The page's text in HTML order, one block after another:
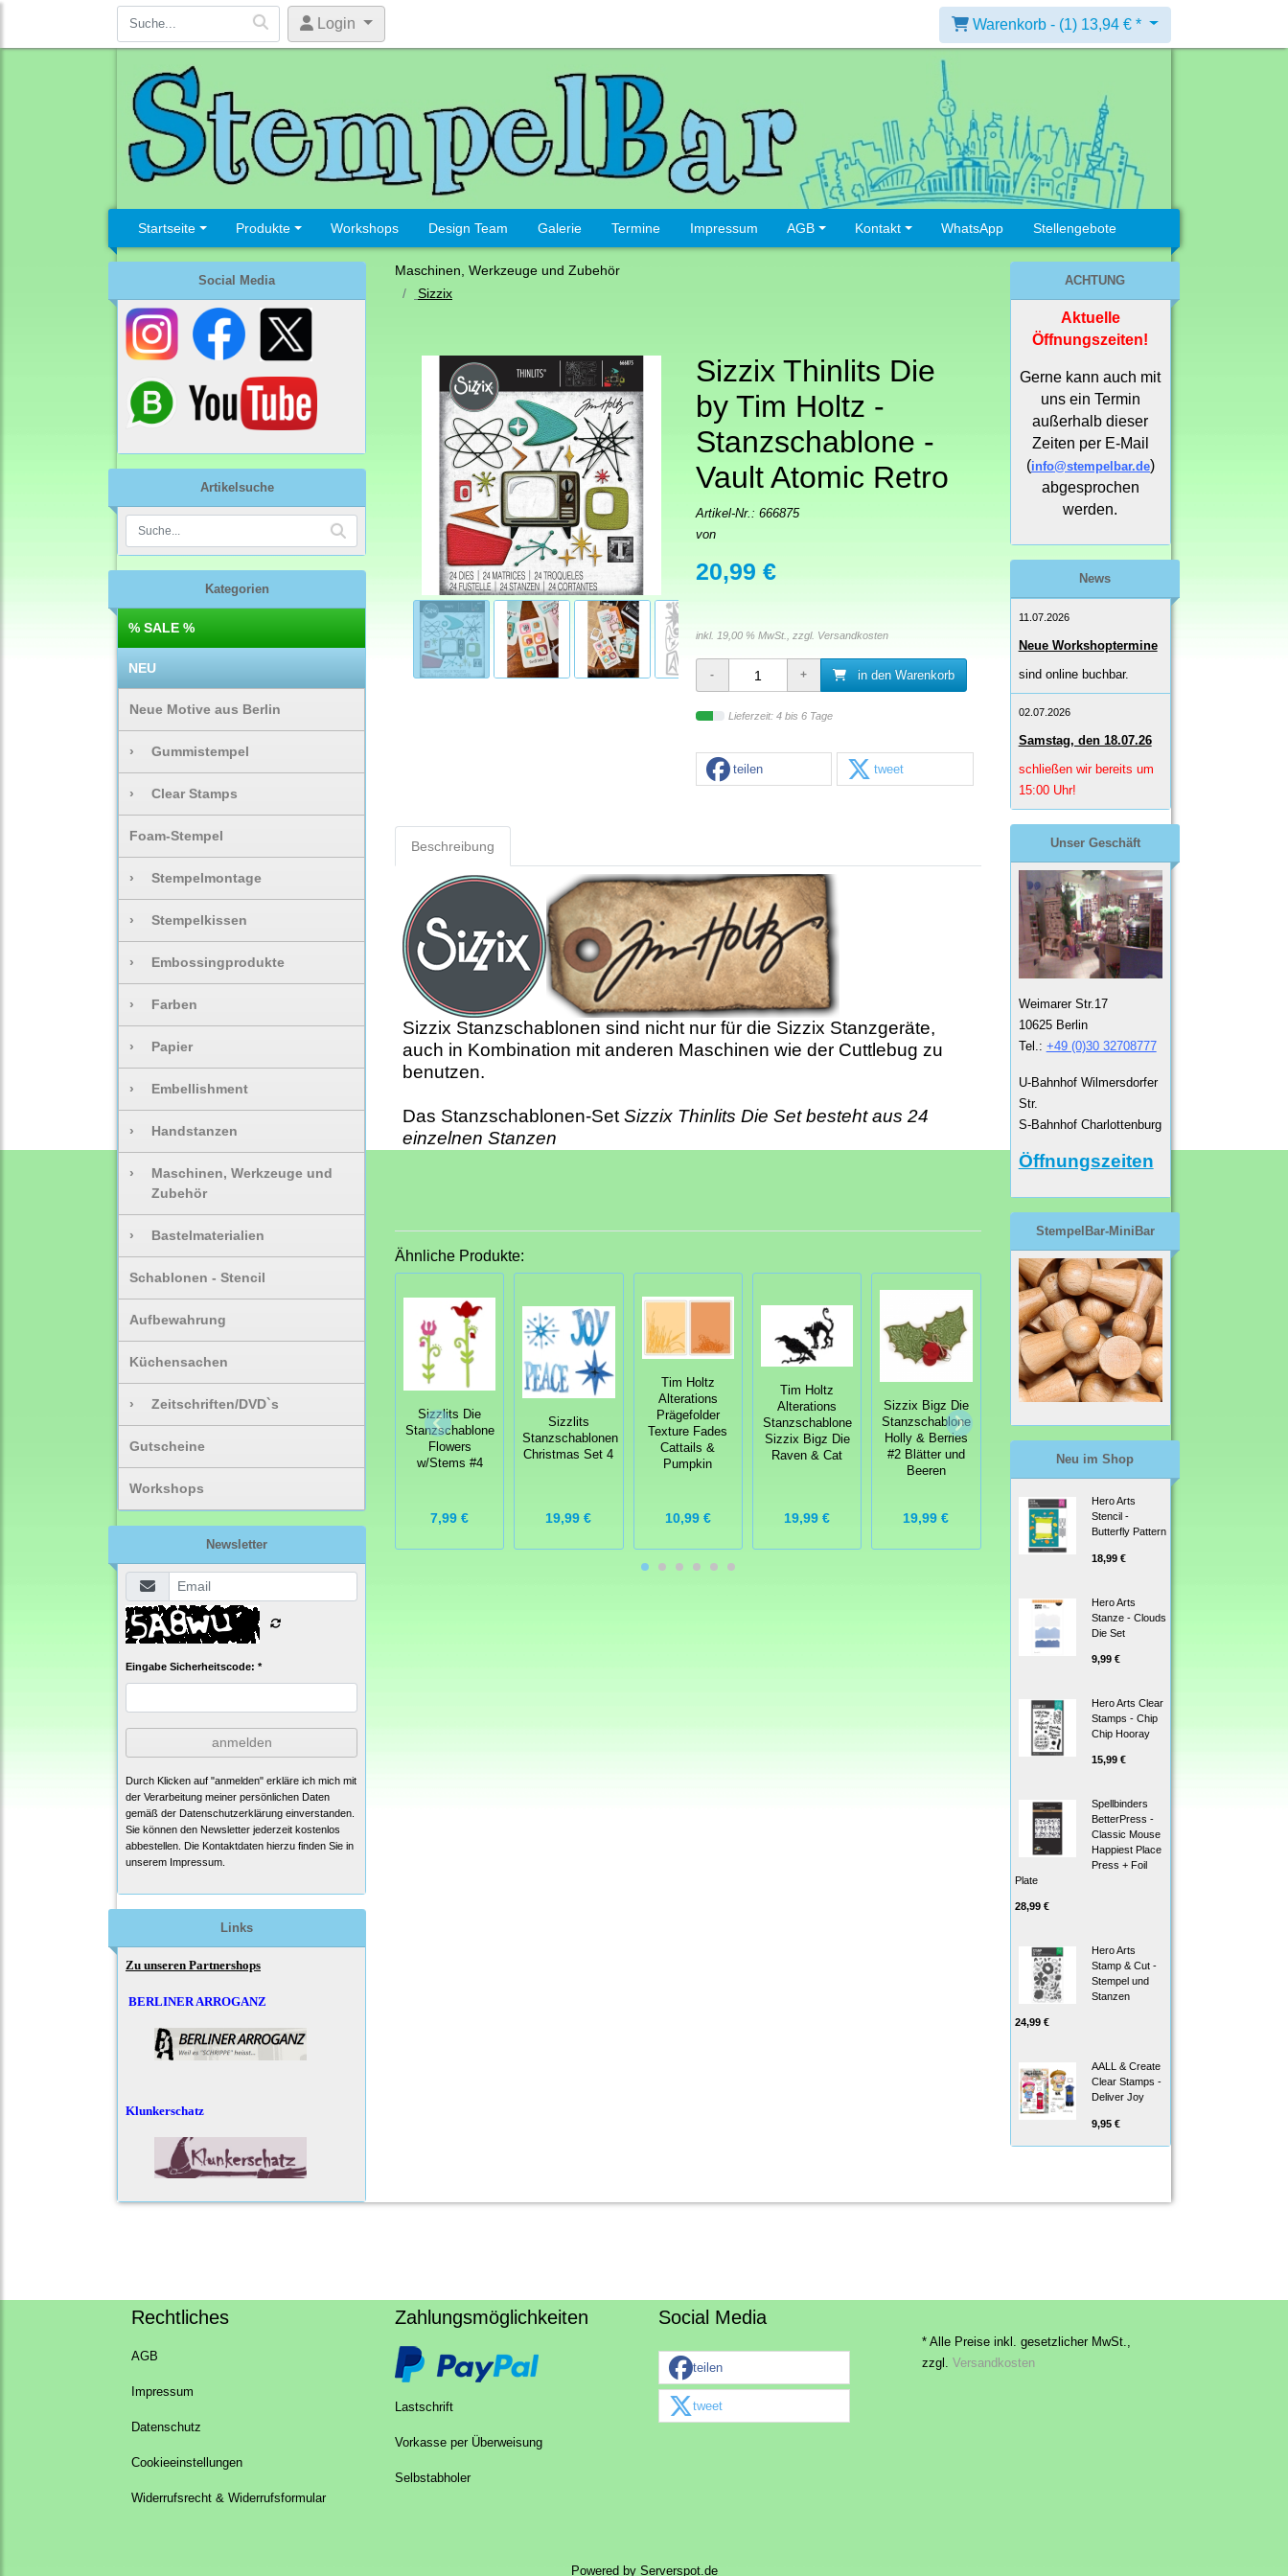
Login Warenkorb - (1) 13,94 € *
Startseite Produkte Workshops Design Team Galerie Termine Impressum AGB Kontakt WhatsApp Stellengebote
Social Media
Artikelsuche
Kategorien
% SALE %
NEU
Neue Motive aus Berlin
› Gummistempel
› Clear Stamps
Foam-Stempel
› Stempelmontage
› Stempelkissen
› Embossingprodukte
› Farben
› Papier
› Embellishment
› Handstanzen
›
Maschinen, Werkzeuge und
Zubehör
› Bastelmaterialien
Schablonen - Stencil
Aufbewahrung
Küchensachen
› Zeitschriften/DVD`s
Gutscheine
Workshops
Newsletter
Eingabe Sicherheitscode: *
anmelden
Durch Klicken auf "anmelden" erkläre ich mich mit
der Verarbeitung meiner persönlichen Daten
gemäß der Datenschutzerklärung einverstanden.
Sie können den Newsletter jederzeit kostenlos
abbestellen. Die Kontaktdaten hierzu finden Sie in
unserem Impressum.
Links
Zu unseren Partnershops
BERLINER ARROGANZ
Klunkerschatz
Maschinen, Werkzeuge und Zubehör
Sizzix
Sizzix Thinlits Die
by Tim Holtz -
Stanzschablone -
Vault Atomic Retro
Artikel-Nr.: 666875
von
20,99 €
inkl. 19,00 % MwSt., zzgl. Versandkosten
in den Warenkorb
Lieferzeit: 4 bis 6 Tage
teilen tweet
Beschreibung
Sizzix Stanzschablonen sind nicht nur für die Sizzix Stanzgeräte,
auch in Kombination mit anderen Maschinen wie der Cuttlebug zu
benutzen.
Das Stanzschablonen-SetSizzix Thinlits Die Set besteht aus 24
einzelnen Stanzen
Ähnliche Produkte:
Sizzlits Die
Stanzschablone
Flowers
w/Stems #4
7,99 €
Sizzlits
Stanzschablonen
Christmas Set 4
19,99 €
Tim Holtz
Alterations
Prägefolder
Texture Fades
Cattails &
Pumpkin
10,99 €
Tim Holtz
Alterations
Stanzschablone
Sizzix Bigz Die
Raven & Cat
19,99 €
Sizzix Bigz Die
Stanzschablone
Holly & Berries
#2 Blätter und
Beeren
19,99 €
Tim Holtz
Stanzschablone
Sizzix Movers &
Shapers 3
Punches
9,99 €
Tim Holtz
Alterations
Stanzschablone
Sizzix Bigz Die
ACHTUNG
Aktuelle
Öffnungszeiten!
Gerne kann auch mit
uns ein Termin
außerhalb dieser
Zeiten per E-Mail
(info@stempelbar.de)
abgesprochen
werden.
News
11.07.2026
Neue Workshoptermine
sind online buchbar.
02.07.2026
Samstag, den 18.07.26
schließen wir bereits um
15:00 Uhr!
Unser Geschäft
Weimarer Str.17
10625 Berlin
Tel.: +49 (0)30 32708777
U-Bahnhof Wilmersdorfer
Str.
S-Bahnhof Charlottenburg
Öffnungszeiten
StempelBar-MiniBar
Neu im Shop
Hero Arts
Stencil -
Butterfly Pattern
18,99 €
Hero Arts
Stanze - Clouds
Die Set
9,99 €
Hero Arts Clear
Stamps - Chip
Chip Hooray
15,99 €
Spellbinders
BetterPress -
Classic Mouse
Happiest Place
Press + Foil
Plate
28,99 €
Hero Arts
Stamp & Cut -
Stempel und
Stanzen
24,99 €
AALL & Create
Clear Stamps -
Deliver Joy
9,95 €
Rechtliches
AGB
Impressum
Datenschutz
Cookieeinstellungen
Widerrufsrecht & Widerrufsformular
Zahlungsmöglichkeiten
Lastschrift
Vorkasse per Überweisung
Selbstabholer
Social Media
teilen
tweet
* Alle Preise inkl. gesetzlicher MwSt.,
zzgl. Versandkosten
Powered by Serverspot.de